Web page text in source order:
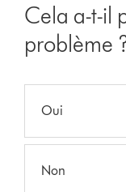
Cela a-t-il
problème
Oui
Non